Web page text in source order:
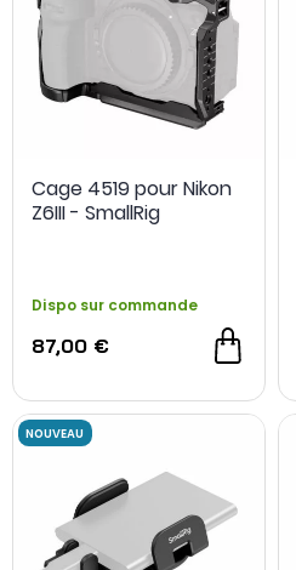
Cage 4519 pour Nikon
Z6III - SmallRig
Dispo sur commande
87,00 €